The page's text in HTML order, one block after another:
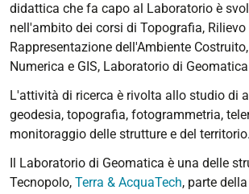
didattica che fa capo al Laboratorio è
nell'ambito dei corsi di Topografia, Rilievo
Rappresentazione dell'Ambiente
Numerica e GIS, Laboratorio di
L'attività di ricerca è rivolta allo studio di
geodesia, topografia, fotogrammetria,
monitoraggio delle strutture e del territorio.
Il Laboratorio di Geomatica è una delle
Tecnopolo, Terra & AcquaTech, parte